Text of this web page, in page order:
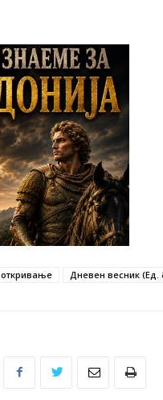
откривање Дневен весник (Ед.